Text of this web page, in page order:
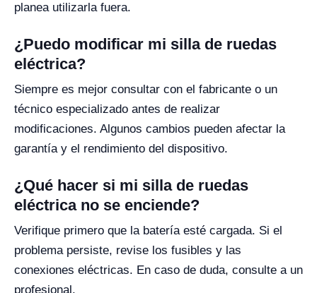
planea utilizarla fuera.
¿Puedo modificar mi silla de ruedas
eléctrica?
Siempre es mejor consultar con el fabricante o un
técnico especializado antes de realizar
modificaciones. Algunos cambios pueden afectar la
garantía y el rendimiento del dispositivo.
¿Qué hacer si mi silla de ruedas
eléctrica no se enciende?
Verifique primero que la batería esté cargada. Si el
problema persiste, revise los fusibles y las
conexiones eléctricas. En caso de duda, consulte a un
profesional.